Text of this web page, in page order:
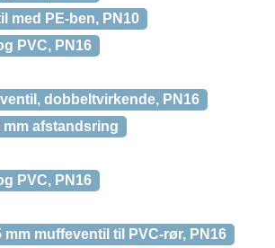
med PE-ben, PN10
PVC, PN16
dobbeltvirkende, PN16
mm afstandsring
PVC, PN16
mm muffeventil til PVC-rør, PN16